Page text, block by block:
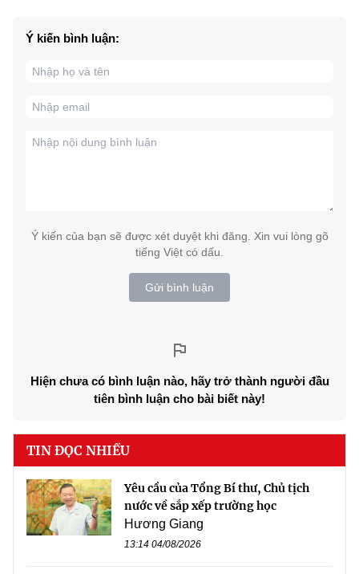
Ý kiến bình luận:
Ý kiến của bạn sẽ được xét duyệt khi đăng. Xin vui lòng gõ
tiếng Việt có dấu.
Gửi bình luận
Hiện chưa có bình luận nào, hãy trở thành người đầu
tiên bình luận cho bài biết này!
TIN ĐỌC NHIỀU
Yêu cầu của Tổng Bí thư, Chủ tịch
nước về sắp xếp trường học
Hương Giang
13:14 04/08/2026